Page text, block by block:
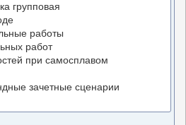
групповая
работы
работ
при самосплавом
зачетные сценарии